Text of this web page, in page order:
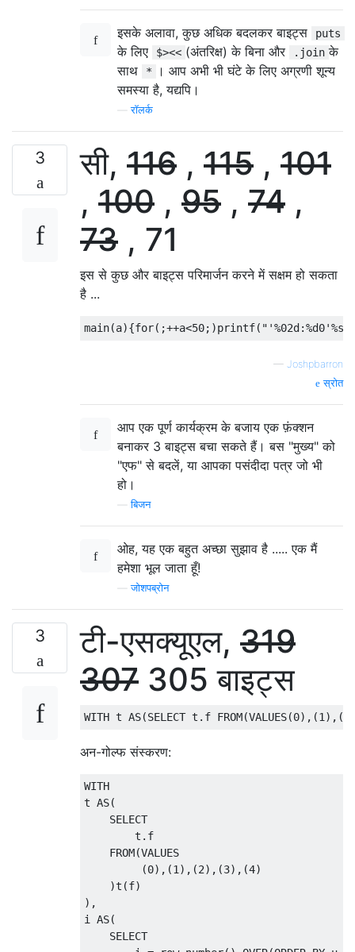
इसके अलावा, कुछ अधिक बदलकर बाइट्स puts
के लिए $><< (अंतरिक्ष) के बिना और .join के
साथ
*
। आप अभी भी घंटे के लिए अग्रणी शून्य
समस्या है, यद्यपि।
—रॉलर्क
3 सी, 116 , 115 , 101
, 100 , 95 , 74 ,
73 , 71
इस से कुछ और बाइट्स परिमार्जन करने में सक्षम हो सकता
है ...
— Joshpbarron
स्रोत
आप एक पूर्ण कार्यक्रम के बजाय एक फ़ंक्शन
बनाकर 3 बाइट्स बचा सकते हैं। बस "मुख्य" को
"एफ" से बदलें, या आपका पसंदीदा पत्र जो भी
हो।
—बिजन
ओह, यह एक बहुत अच्छा सुझाव है ..... एक मैं
हमेशा भूल जाता हूँ!
—जोशपब्रोन
3 टी-एसक्यूएल, 319
307 305 बाइट्स
अन-गोल्फ संस्करण:
WITH
t AS(
    SELECT
        t.f
    FROM(VALUES
         (0),(1),(2),(3),(4)
    )t(f)
),
i AS(
    SELECT